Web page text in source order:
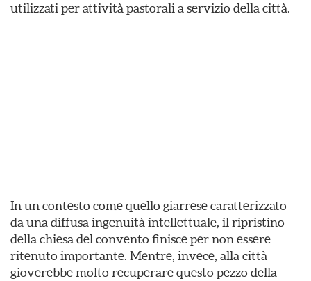
utilizzati per attività pastorali a servizio della città.
In un contesto come quello giarrese caratterizzato
da una diffusa ingenuità intellettuale, il ripristino
della chiesa del convento finisce per non essere
ritenuto importante. Mentre, invece, alla città
gioverebbe molto recuperare questo pezzo della